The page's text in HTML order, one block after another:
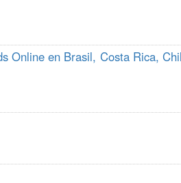
Online en Brasil, Costa Rica,